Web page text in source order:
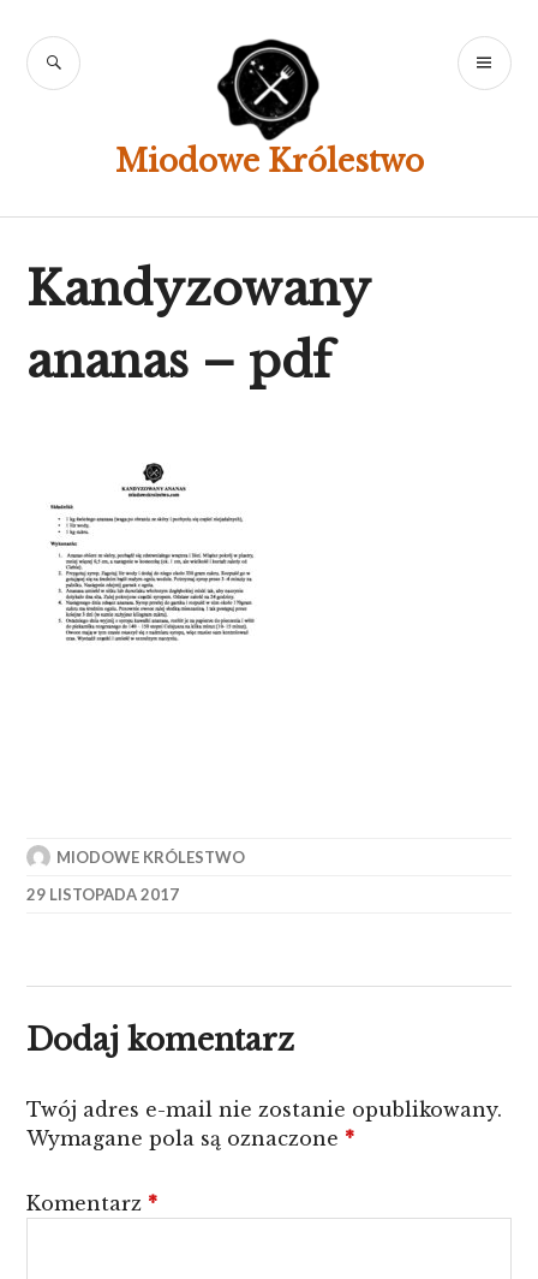
content
Miodowe Królestwo
SEARCH
Kandyzowany
ananas – pdf
MIODOWE KRÓLESTWO
29 LISTOPADA 2017
Dodaj komentarz
Twój adres e-mail nie zostanie opublikowany.
Wymagane pola są oznaczone *
Komentarz *